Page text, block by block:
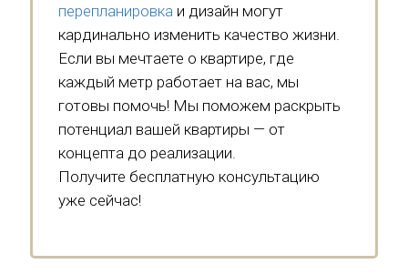
перепланировка и дизайн могут
кардинально изменить качество жизни.
Если вы мечтаете о квартире, где
каждый метр работает на вас, мы
готовы помочь! Мы поможем раскрыть
потенциал вашей квартиры — от
концепта до реализации.
Получите бесплатную консультацию
уже сейчас!